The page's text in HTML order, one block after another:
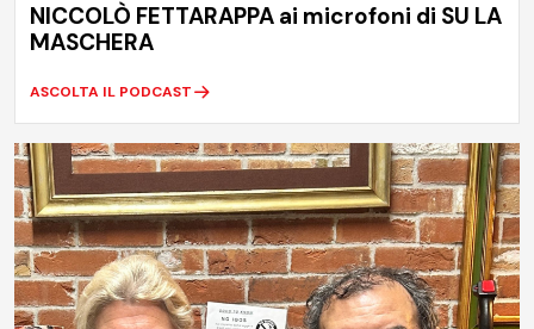
NICCOLÒ FETTARAPPA ai microfoni di SU LA
MASCHERA
ASCOLTA IL PODCAST